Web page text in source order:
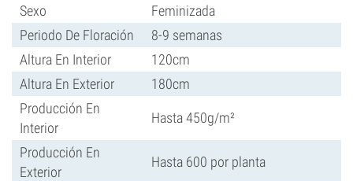
Sexo
Feminizada
Periodo De Floración
8-9 semanas
Altura En Interior
120cm
Altura En Exterior
180cm
Producción En
Interior
Hasta 450g/m²
Producción En
Exterior
Hasta 600 por planta